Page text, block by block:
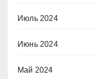
Июль 2024
Июнь 2024
Май 2024